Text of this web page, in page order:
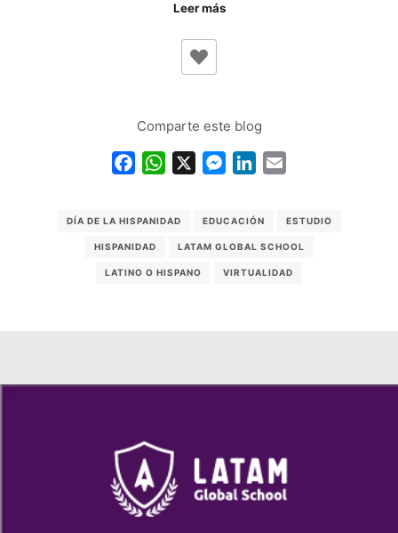
Leer más
Comparte este blog
FacebookWhatsApp Messenger
LinkedIn
DÍA DE LA HISPANIDAD EDUCACIÓN ESTUDIO
HISPANIDAD LATAM GLOBAL SCHOOL
LATINO O HISPANO VIRTUALIDAD